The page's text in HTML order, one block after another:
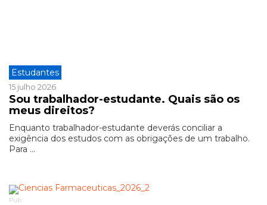
Estudantes
15 julho 2026
Sou trabalhador-estudante. Quais são os
meus direitos?
Enquanto trabalhador-estudante deverás conciliar a
exigência dos estudos com as obrigações de um trabalho.
Para ...
Pub